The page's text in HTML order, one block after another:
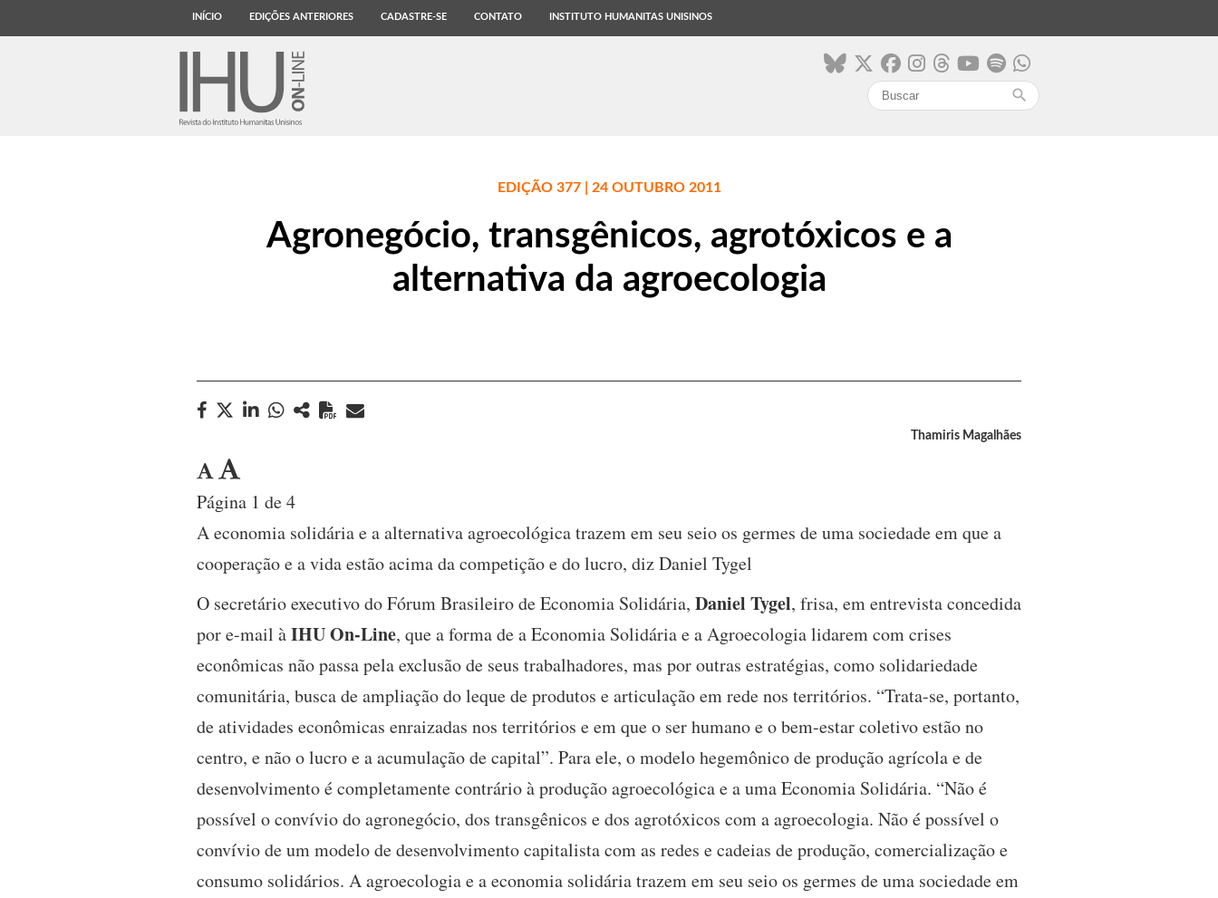
INÍCIO EDIÇÕES ANTERIORES CADASTRE-SE CONTATO INSTITUTO HUMANITAS UNISINOS
search
EDIÇÃO 377 | 24 OUTUBRO 2011
Agronegócio, transgênicos, agrotóxicos e a
alternativa da agroecologia
Thamiris Magalhães
Página 1 de 4
A economia solidária e a alternativa agroecológica trazem em seu seio os germes de uma sociedade em que a
cooperação e a vida estão acima da competição e do lucro, diz Daniel Tygel
O secretário executivo do Fórum Brasileiro de Economia Solidária, Daniel Tygel, frisa, em entrevista concedida
por e-mail àIHU On-Line, que a forma de a Economia Solidária e a Agroecologia lidarem com crises
econômicas não passa pela exclusão de seus trabalhadores, mas por outras estratégias, como solidariedade
comunitária, busca de ampliação do leque de produtos e articulação em rede nos territórios. “Trata-se, portanto,
de atividades econômicas enraizadas nos territórios e em que o ser humano e o bem-estar coletivo estão no
centro, e não o lucro e a acumulação de capital”. Para ele, o modelo hegemônico de produção agrícola e de
desenvolvimento é completamente contrário à produção agroecológica e a uma Economia Solidária. “Não é
possível o convívio do agronegócio, dos transgênicos e dos agrotóxicos com a agroecologia. Não é possível o
convívio de um modelo de desenvolvimento capitalista com as redes e cadeias de produção, comercialização e
consumo solidários. A agroecologia e a economia solidária trazem em seu seio os germes de uma sociedade em